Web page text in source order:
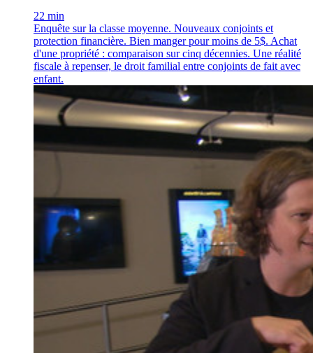
22 min
Enquête sur la classe moyenne. Nouveaux conjoints et
protection financière. Bien manger pour moins de 5$. Achat
d'une propriété : comparaison sur cinq décennies. Une réalité
fiscale à repenser, le droit familial entre conjoints de fait avec
enfant.